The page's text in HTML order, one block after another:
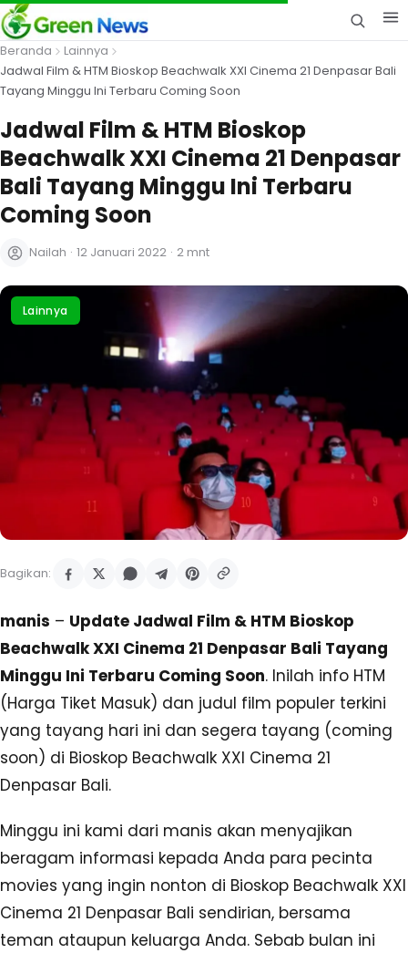
Beranda
Lainnya
Jadwal Film & HTM Bioskop Beachwalk XXI Cinema 21 Denpasar Bali
Tayang Minggu Ini Terbaru Coming Soon
Jadwal Film & HTM Bioskop
Beachwalk XXI Cinema 21 Denpasar
Bali Tayang Minggu Ini Terbaru
Coming Soon
Nailah · 12 Januari 2022 · 2 mnt
Lainnya
Bagikan:
manis – Update Jadwal Film & HTM Bioskop
Beachwalk XXI Cinema 21 Denpasar Bali Tayang
Minggu Ini Terbaru Coming Soon. Inilah info HTM
(Harga Tiket Masuk) dan judul film populer terkini
yang tayang hari ini dan segera tayang (coming
soon) di Bioskop Beachwalk XXI Cinema 21
Denpasar Bali.
Minggu ini kami dari manis akan menyajikan
beragam informasi kepada Anda para pecinta
movies yang ingin nonton di Bioskop Beachwalk XXI
Cinema 21 Denpasar Bali sendirian, bersama
teman ataupun keluarga Anda. Sebab bulan ini